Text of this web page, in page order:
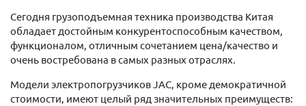
Сегодня грузоподъемная техника производства Китая
обладает достойным конкурентоспособным качеством,
функционалом, отличным сочетанием цена/качество и
очень востребована в самых разных отраслях.
Модели электропогрузчиков JAC, кроме демократичной
стоимости, имеют целый ряд значительных преимуществ: